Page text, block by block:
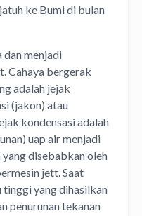
ke Bumi di bulan
dan menjadi
Cahaya bergerak
adalah jejak
(jakon) atau
kondensasi adalah
uap air menjadi
disebabkan oleh
jett. Saat
tinggi yang dihasilkan
penurunan tekanan